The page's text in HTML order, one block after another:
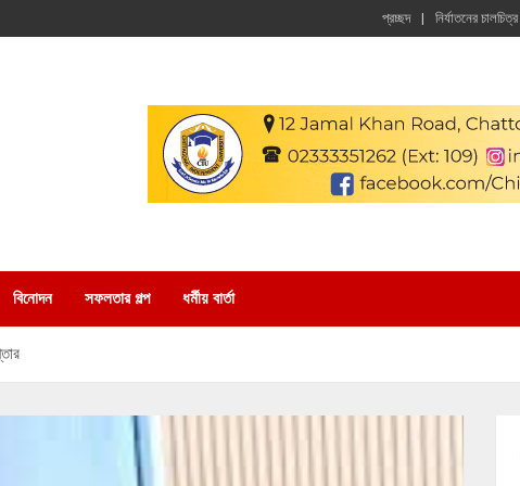
প্রচ্ছদ নির্যাতনের চালচিত্র
বিনোদন সফলতার গল্প ধর্মীয় বার্তা